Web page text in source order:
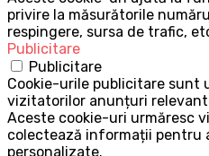
privire la măsurătorile
respingere, sursa de trafic,
Publicitare
Publicitare
Cookie-urile publicitare sunt
vizitatorilor anunțuri
Aceste cookie-uri urmăresc
colectează informații pentru
personalizate.